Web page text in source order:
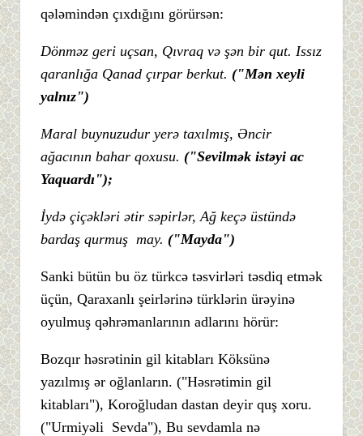
qələmindən çıxdığını görürsən:
Dönməz geri uçsan, Qıvraq və şən bir qut. Issız
qaranlığa Qanad çırpar berkut. ("Mən xeyli
yalnız")
Maral buynuzudur yerə taxılmış, Əncir
ağacının bahar qoxusu. ("Sevilmək istəyi ac
Yaquardı");
İydə çiçəkləri ətir səpirlər, Ağ keçə üstündə
bardaş qurmuş may. ("Mayda")
Sanki bütün bu öz türkcə təsvirləri təsdiq etmək
üçün, Qaraxanlı şeirlərinə türklərin ürəyinə
oyulmuş qəhrəmanlarının adlarını hörür:
Bozqır həsrətinin gil kitabları Köksünə
yazılmış ər oğlanların. ("Həsrətimin gil
kitabları"), Koroğludan dastan deyir quş xoru.
("Urmiyəli Sevda"), Bu sevdamla nə